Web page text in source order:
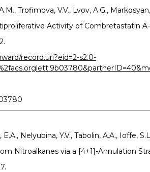
Trofimova, V.V., Lvov, A.G.,
Activity of Combretastatin
record.uri?eid=2-s2.0-
Nelyubina, Y.V., Tabolin, A.A., Ioffe,
Nitroalkanes via a [4+1]-Annulation